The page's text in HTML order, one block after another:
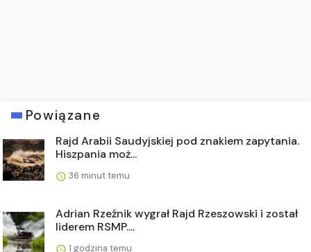
Powiązane
Rajd Arabii Saudyjskiej pod znakiem zapytania.
Hiszpania moż...
36 minut temu
Adrian Rzeźnik wygrał Rajd Rzeszowski i został
liderem RSMP....
1 godzina temu